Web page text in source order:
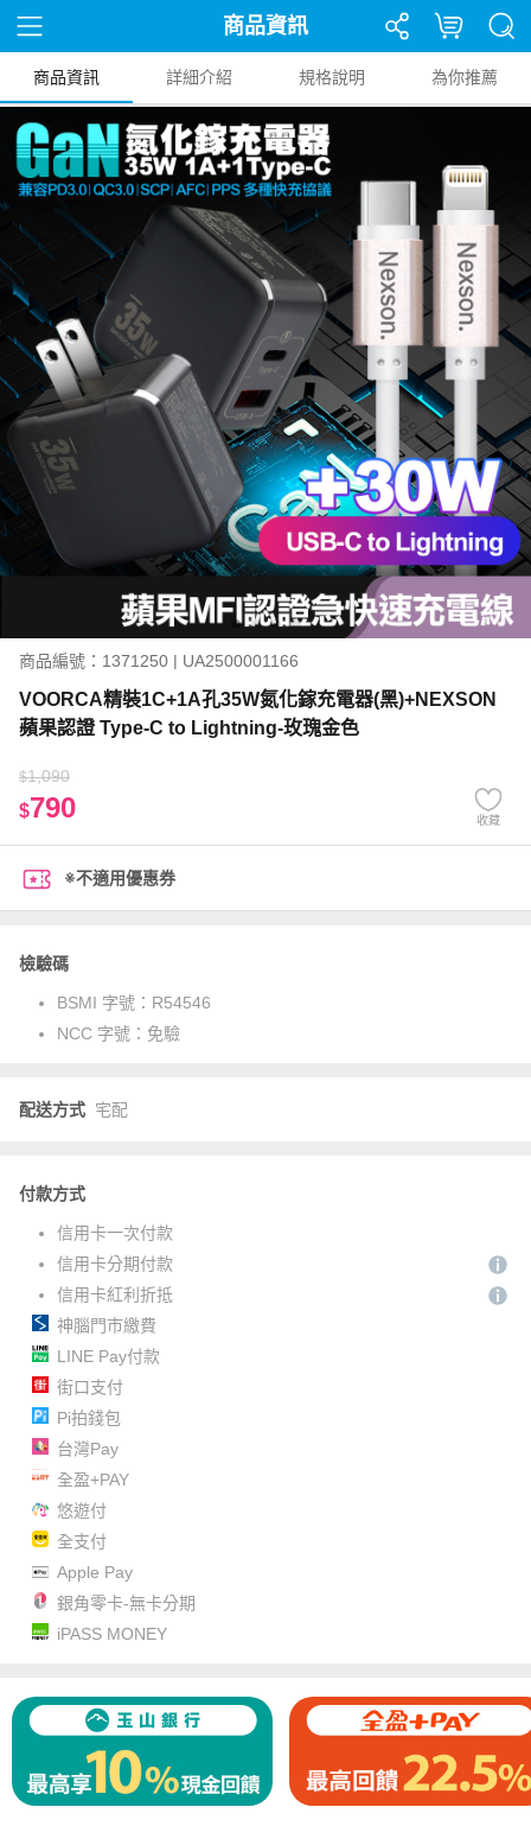
商品資訊
商品資訊 詳細介紹 規格說明 為你推薦
商品編號：1371250 | UA2500001166
VOORCA精裝1C+1A孔35W氮化鎵充電器(黑)+NEXSON
蘋果認證 Type-C to Lightning-玫瑰金色
$1,090
$790 收藏
※不適用優惠券
檢驗碼
BSMI 字號： R54546
NCC 字號： 免驗
配送方式 宅配
付款方式
信用卡一次付款
信用卡分期付款
信用卡紅利折抵
神腦門市繳費
LINE Pay付款
街口支付
Pi拍錢包
台灣Pay
全盈+PAY
悠遊付
全支付
Apple Pay
銀角零卡-無卡分期
iPASS MONEY